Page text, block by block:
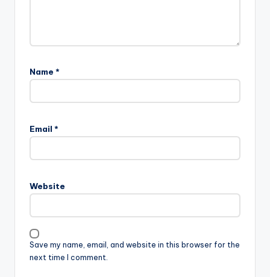
Name *
Email *
Website
Save my name, email, and website in this browser for the
next time I comment.